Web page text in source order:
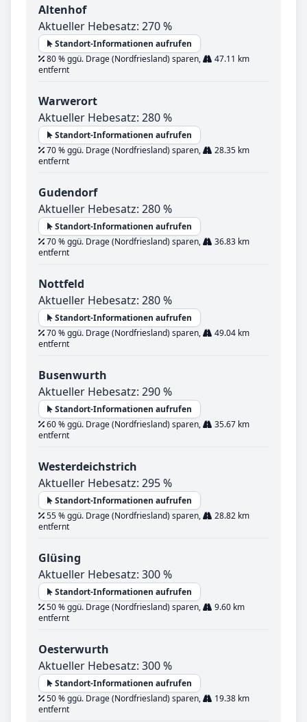
Altenhof
Aktueller Hebesatz: 270 %
Standort-Informationen aufrufen
80 % ggü. Drage (Nordfriesland) sparen,
47.11 km
entfernt
Warwerort
Aktueller Hebesatz: 280 %
Standort-Informationen aufrufen
70 % ggü. Drage (Nordfriesland) sparen,
28.35 km
entfernt
Gudendorf
Aktueller Hebesatz: 280 %
Standort-Informationen aufrufen
70 % ggü. Drage (Nordfriesland) sparen,
36.83 km
entfernt
Nottfeld
Aktueller Hebesatz: 280 %
Standort-Informationen aufrufen
70 % ggü. Drage (Nordfriesland) sparen,
49.04 km
entfernt
Busenwurth
Aktueller Hebesatz: 290 %
Standort-Informationen aufrufen
60 % ggü. Drage (Nordfriesland) sparen,
35.67 km
entfernt
Westerdeichstrich
Aktueller Hebesatz: 295 %
Standort-Informationen aufrufen
55 % ggü. Drage (Nordfriesland) sparen,
28.82 km
entfernt
Glüsing
Aktueller Hebesatz: 300 %
Standort-Informationen aufrufen
50 % ggü. Drage (Nordfriesland) sparen,
9.60 km
entfernt
Oesterwurth
Aktueller Hebesatz: 300 %
Standort-Informationen aufrufen
50 % ggü. Drage (Nordfriesland) sparen,
19.38 km
entfernt